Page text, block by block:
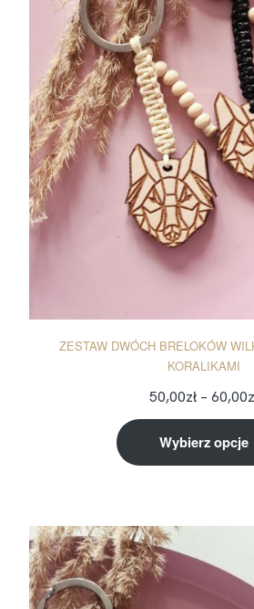
ZESTAW DWÓCH BRELOKÓW
KORALIKAMI
50,00zł – 60,00
Wybierz opcje